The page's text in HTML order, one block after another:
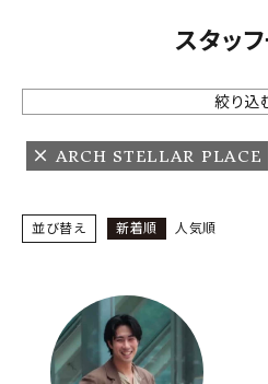
ARCH EXCLUSIVE
BRAND
INFORMATION
スタッ
絞り込
ARCH STELLAR PLACE
並び替え 新着順 人気順